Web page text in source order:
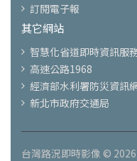
訂閱電子報
其它網站
智慧化省道即時資訊服
高速公路1968
經濟部水利署防災資訊
新北市政府交通局
台灣路況即時影像 ©